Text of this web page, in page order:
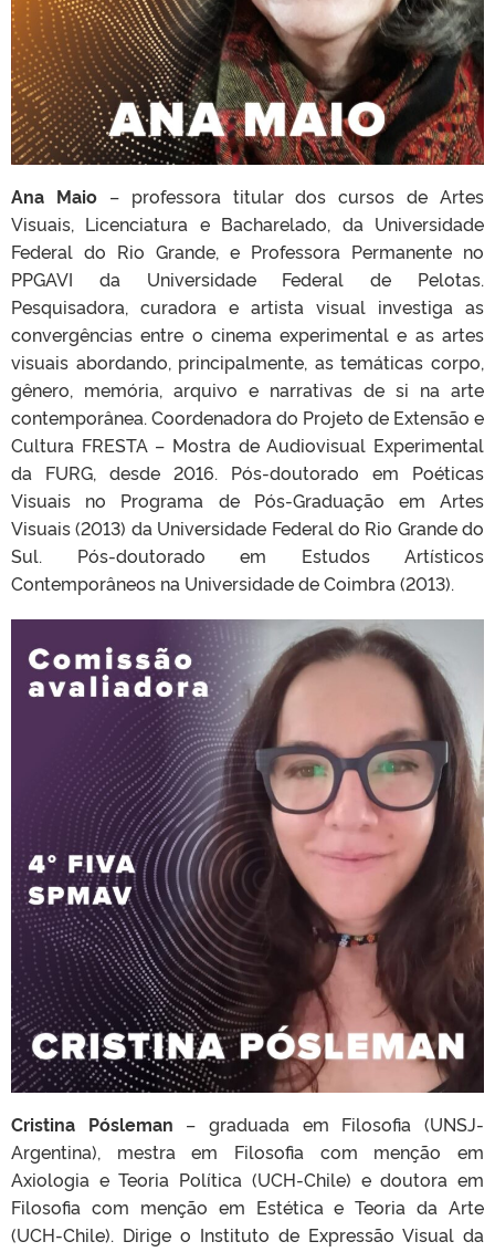
Ana Maio– professora titular dos cursos de Artes
Visuais, Licenciatura e Bacharelado, da Universidade
Federal do Rio Grande, e Professora Permanente no
PPGAVI da Universidade Federal de Pelotas.
Pesquisadora, curadora e artista visual investiga as
convergências entre o cinema experimental e as artes
visuais abordando, principalmente, as temáticas corpo,
gênero, memória, arquivo e narrativas de si na arte
contemporânea. Coordenadora do Projeto de Extensão e
Cultura FRESTA – Mostra de Audiovisual Experimental
da FURG, desde 2016. Pós-doutorado em Poéticas
Visuais no Programa de Pós-Graduação em Artes
Visuais (2013) da Universidade Federal do Rio Grande do
Sul. Pós-doutorado em Estudos Artísticos
Contemporâneos na Universidade de Coimbra (2013).
Cristina Pósleman – graduada em Filosofia (UNSJ-
Argentina), mestra em Filosofia com menção em
Axiologia e Teoria Política (UCH-Chile) e doutora em
Filosofia com menção em Estética e Teoria da Arte
(UCH-Chile). Dirige o Instituto de Expressão Visual da